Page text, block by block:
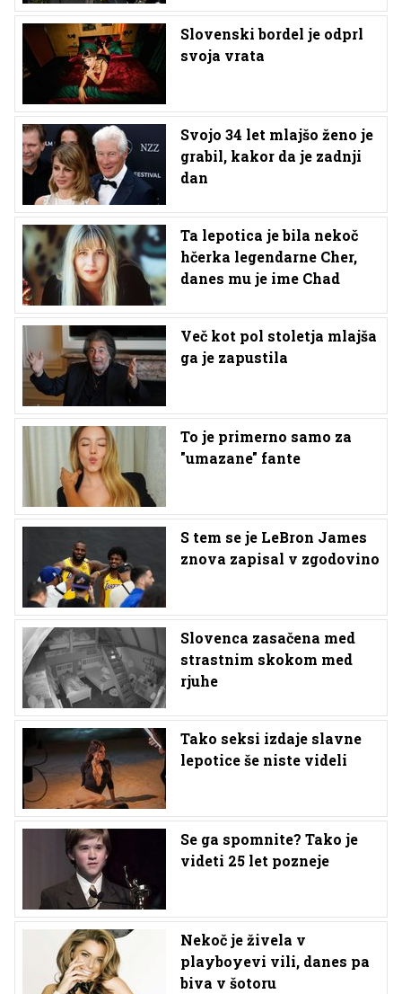
Slovenski bordel je odprl
svoja vrata
Svojo 34 let mlajšo ženo je
grabil, kakor da je zadnji
dan
Ta lepotica je bila nekoč
hčerka legendarne Cher,
danes mu je ime Chad
Več kot pol stoletja mlajša
ga je zapustila
To je primerno samo za
"umazane" fante
S tem se je LeBron James
znova zapisal v zgodovino
Slovenca zasačena med
strastnim skokom med
rjuhe
Tako seksi izdaje slavne
lepotice še niste videli
Se ga spomnite? Tako je
videti 25 let pozneje
Nekoč je živela v
playboyevi vili, danes pa
biva v šotoru